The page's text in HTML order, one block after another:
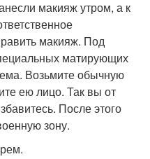
макияж утром, а к
макияж. Под
матирующих
Возьмите обычную
ею лицо. Так вы от
После этого
зону.